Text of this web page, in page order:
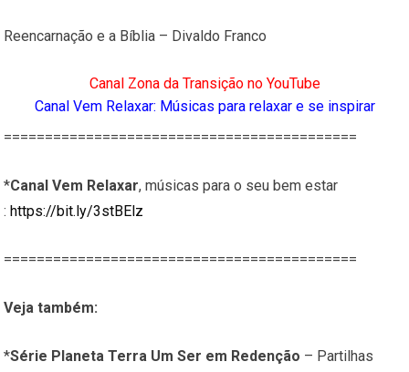
Reencarnação e a Bíblia – Divaldo Franco
Canal Zona da Transição no YouTube
Canal Vem Relaxar: Músicas para relaxar e se inspirar
===========================================
*Canal Vem Relaxar, músicas para o seu bem estar
: https://bit.ly/3stBElz
===========================================
Veja também:
*Série Planeta Terra Um Ser em Redenção – Partilhas